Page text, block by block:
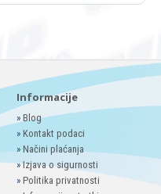
Informacije
» Blog
» Kontakt podaci
» Načini plaćanja
»Izjava o sigurnosti
» Politika privatnosti